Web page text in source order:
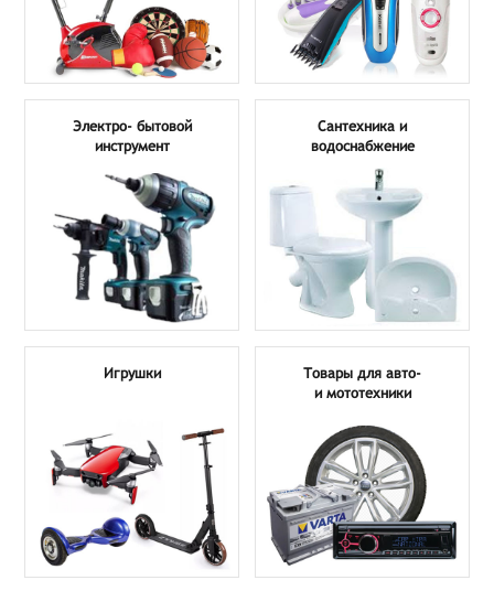
Электро- бытовой
инструмент
Сантехника и
водоснабжение
Игрушки
Товары для авто-
и мототехники